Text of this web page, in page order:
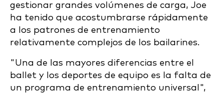
gestionar grandes volúmenes de carga, Joe
ha tenido que acostumbrarse rápidamente
a los patrones de entrenamiento
relativamente complejos de los bailarines.
"Una de las mayores diferencias entre el
ballet y los deportes de equipo es la falta de
un programa de entrenamiento universal",